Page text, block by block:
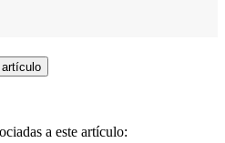
a este artículo: